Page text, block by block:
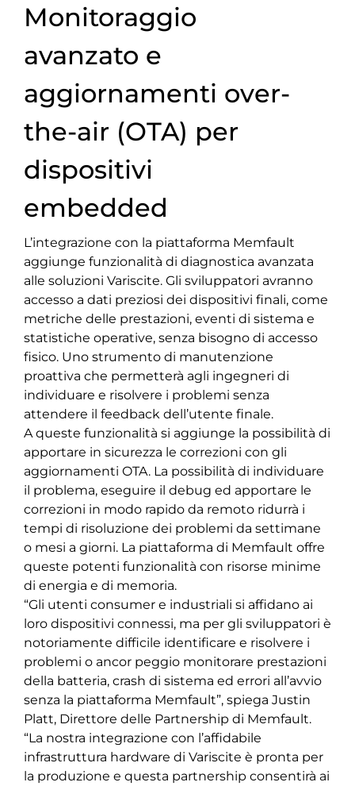
Monitoraggio
avanzato e
aggiornamenti over-
the-air (OTA) per
dispositivi
embedded
L’integrazione con la piattaforma Memfault
aggiunge funzionalità di diagnostica avanzata
alle soluzioni Variscite. Gli sviluppatori avranno
accesso a dati preziosi dei dispositivi finali, come
metriche delle prestazioni, eventi di sistema e
statistiche operative, senza bisogno di accesso
fisico. Uno strumento di manutenzione
proattiva che permetterà agli ingegneri di
individuare e risolvere i problemi senza
attendere il feedback dell’utente finale.
A queste funzionalità si aggiunge la possibilità di
apportare in sicurezza le correzioni con gli
aggiornamenti OTA. La possibilità di individuare
il problema, eseguire il debug ed apportare le
correzioni in modo rapido da remoto ridurrà i
tempi di risoluzione dei problemi da settimane
o mesi a giorni. La piattaforma di Memfault offre
queste potenti funzionalità con risorse minime
di energia e di memoria.
“Gli utenti consumer e industriali si affidano ai
loro dispositivi connessi, ma per gli sviluppatori è
notoriamente difficile identificare e risolvere i
problemi o ancor peggio monitorare prestazioni
della batteria, crash di sistema ed errori all’avvio
senza la piattaforma Memfault”, spiega Justin
Platt, Direttore delle Partnership di Memfault.
“La nostra integrazione con l’affidabile
infrastruttura hardware di Variscite è pronta per
la produzione e questa partnership consentirà ai